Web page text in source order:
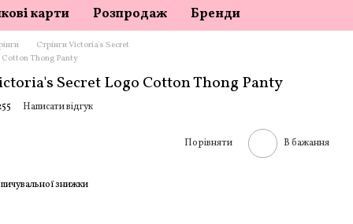
карти Розпродаж Бренди
Стрінги Victoria's Secret
Thong Panty
Secret Logo Cotton Thong Panty
Написати відгук
Порівняти В бажання
знижки